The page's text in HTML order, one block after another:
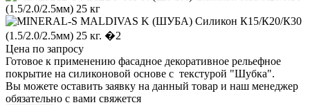
Цена по запросу
Готовое к применению фасадное декоративное рельефное
покрытие на силиконовой основе с текстурой "Шубка".
Вы можете оставить заявку на данный товар и наш менеджер
обязательно с вами свяжется